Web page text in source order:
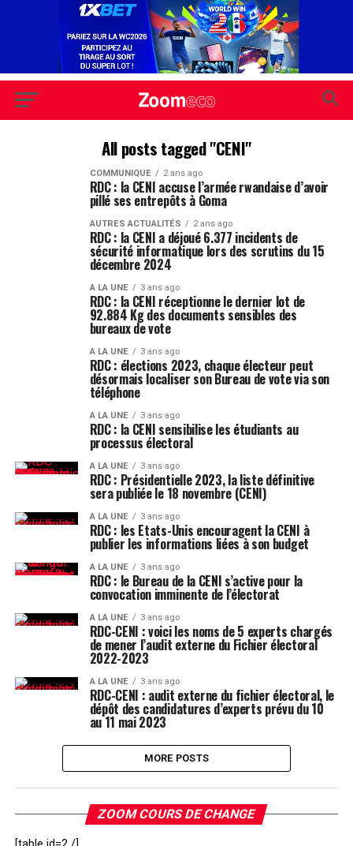
All posts tagged "CENI"
COMMUNIQUE 2 ans ago
RDC : la CENI accuse l’armée rwandaise d’avoir
pillé ses entrepôts à Goma
AUTRES ACTUALITÉS 2 ans ago
RDC : la CENI a déjoué 6.377 incidents de
sécurité informatique lors des scrutins du 15
décembre 2024
A LA UNE 3 ans ago
RDC : la CENI réceptionne le dernier lot de
92.884 Kg des documents sensibles des
bureaux de vote
A LA UNE 3 ans ago
RDC : élections 2023, chaque électeur peut
désormais localiser son Bureau de vote via son
téléphone
A LA UNE 3 ans ago
RDC : la CENI sensibilise les étudiants au
processus électoral
A LA UNE 3 ans ago
RDC : Présidentielle 2023, la liste définitive
sera publiée le 18 novembre (CENI)
A LA UNE 3 ans ago
RDC : les Etats-Unis encouragent la CENI à
publier les informations liées à son budget
A LA UNE 3 ans ago
RDC : le Bureau de la CENI s’active pour la
convocation imminente de l’électorat
A LA UNE 3 ans ago
RDC-CENI : voici les noms de 5 experts chargés
de mener l’audit externe du Fichier électoral
2022-2023
A LA UNE 3 ans ago
RDC-CENI : audit externe du fichier électoral, le
dépôt des candidatures d’experts prévu du 10
au 11 mai 2023
MORE POSTS
ZOOM COURS DE CHANGE